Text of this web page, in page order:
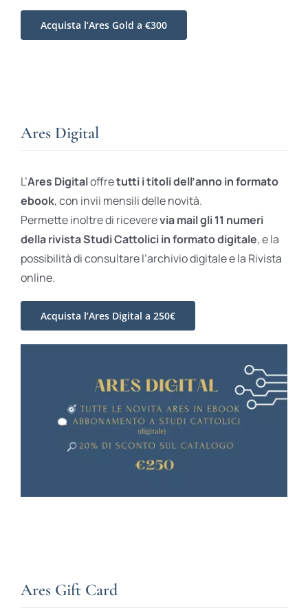
Acquista l’Ares Gold a €300
Ares Digital
L’Ares Digitaloffretutti i titoli dell’anno in formato
ebook, con invii mensili delle novità.
Permette inoltre di riceverevia mail gli 11 numeri
della rivista Studi Cattolici in formato digitale, e la
possibilità di consultare l’archivio digitale e la Rivista
online.
Acquista l’Ares Digital a 250€
Ares Gift Card